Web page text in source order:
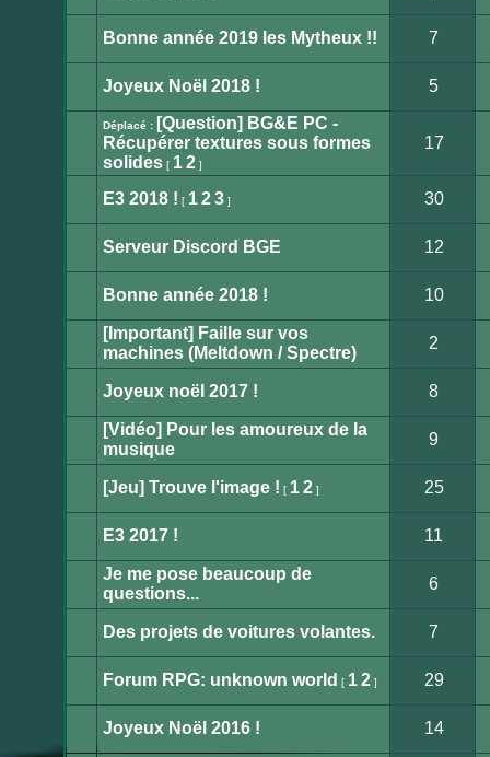
message
non
message
non
Bonne année 2019 les Mytheux !! 7
message
non
Joyeux Noël 2018 ! 5
Sujet
déplacé
Déplacé : [Question] BG&E PC -
Récupérer textures sous formes
solides[ 1 2]
17
message
non
E3 2018 ! [ 1 2 3] 30
message
non
Serveur Discord BGE 12
message
Bonne année 2018 ! 10
Aucun
message
non
[Important] Faille sur vos
machines (Meltdown / Spectre)
2
message
non
Joyeux noël 2017 ! 8
Aucun
message
non
[Vidéo] Pour les amoureux de la
musique
9
message
non
[Jeu] Trouve l'image ! [ 1 2] 25
message
non
E3 2017 ! 11
Aucun
message
non
Je me pose beaucoup de
questions...
6
message
non
Des projets de voitures volantes. 7
message
non
Forum RPG: unknown world [ 1 2] 29
Joyeux Noël 2016 ! 14